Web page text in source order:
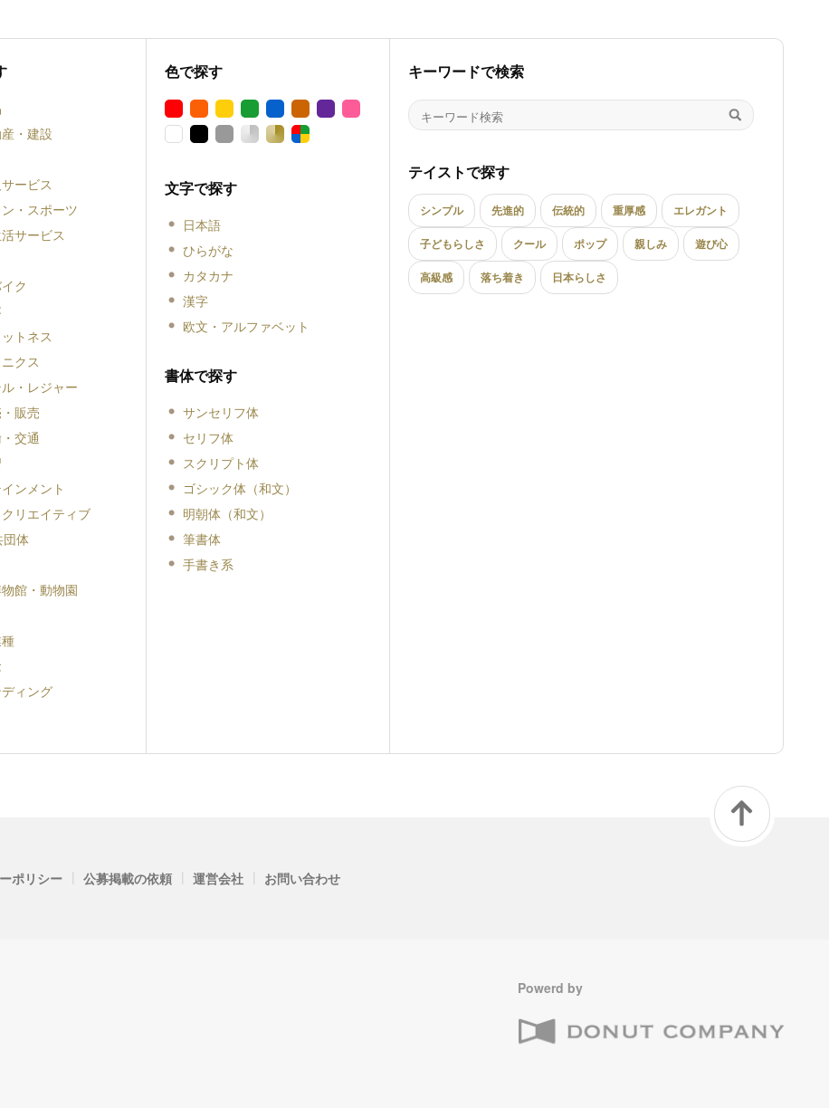
・建設
ービス
・スポーツ
サービス
ク
トネス
クス
・レジャー
販売
交通
ンメント
リエイティブ
団体
館・動物園
ィング
色で探す
文字で探す
日本語
ひらがな
カタカナ
漢字
欧文・アルファベット
書体で探す
サンセリフ体
セリフ体
スクリプト体
ゴシック体（和文）
明朝体（和文）
筆書体
手書き系
キーワードで検索
テイストで探す
シンプル 先進的 伝統的 重厚感 エレガント
子どもらしさ クール ポップ 親しみ 遊び心
高級感 落ち着き 日本らしさ
ポリシー | 公募掲載の依頼 | 運営会社 | お問い合わせ
Powerd by